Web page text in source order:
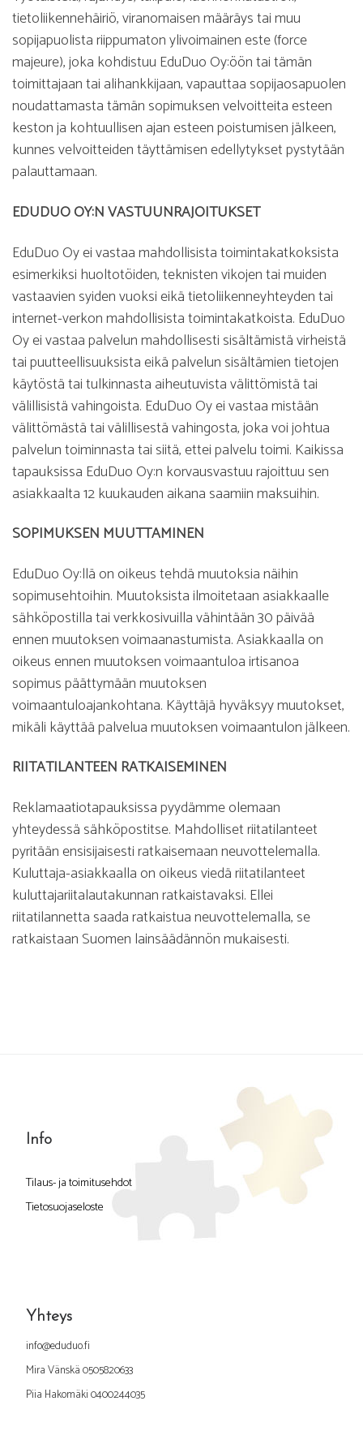
tietoliikennehäiriö, viranomaisen määräys tai muu
sopijapuolista riippumaton ylivoimainen este (force
majeure), joka kohdistuu EduDuo Oy:öön tai tämän
toimittajaan tai alihankkijaan, vapauttaa sopijaosapuolen
noudattamasta tämän sopimuksen velvoitteita esteen
keston ja kohtuullisen ajan esteen poistumisen jälkeen,
kunnes velvoitteiden täyttämisen edellytykset pystytään
palauttamaan.
EDUDUO OY:N VASTUUNRAJOITUKSET
EduDuo Oy ei vastaa mahdollisista toimintakatkoksista
esimerkiksi huoltotöiden, teknisten vikojen tai muiden
vastaavien syiden vuoksi eikä tietoliikenneyhteyden tai
internet-verkon mahdollisista toimintakatkoista. EduDuo
Oy ei vastaa palvelun mahdollisesti sisältämistä virheistä
tai puutteellisuuksista eikä palvelun sisältämien tietojen
käytöstä tai tulkinnasta aiheutuvista välittömistä tai
välillisistä vahingoista. EduDuo Oy ei vastaa mistään
välittömästä tai välillisestä vahingosta, joka voi johtua
palvelun toiminnasta tai siitä, ettei palvelu toimi. Kaikissa
tapauksissa EduDuo Oy:n korvausvastuu rajoittuu sen
asiakkaalta 12 kuukauden aikana saamiin maksuihin.
SOPIMUKSEN MUUTTAMINEN
EduDuo Oy:llä on oikeus tehdä muutoksia näihin
sopimusehtoihin. Muutoksista ilmoitetaan asiakkaalle
sähköpostilla tai verkkosivuilla vähintään 30 päivää
ennen muutoksen voimaanastumista. Asiakkaalla on
oikeus ennen muutoksen voimaantuloa irtisanoa
sopimus päättymään muutoksen
voimaantuloajankohtana. Käyttäjä hyväksyy muutokset,
mikäli käyttää palvelua muutoksen voimaantulon jälkeen.
RIITATILANTEEN RATKAISEMINEN
Reklamaatiotapauksissa pyydämme olemaan
yhteydessä sähköpostitse. Mahdolliset riitatilanteet
pyritään ensisijaisesti ratkaisemaan neuvottelemalla.
Kuluttaja-asiakkaalla on oikeus viedä riitatilanteet
kuluttajariitalautakunnan ratkaistavaksi. Ellei
riitatilannetta saada ratkaistua neuvottelemalla, se
ratkaistaan Suomen lainsäädännön mukaisesti.
Info
Tilaus- ja toimitusehdot
Tietosuojaseloste
Yhteys
info@eduduo.fi
Mira Vänskä 0505820633
Piia Hakomäki 0400244035